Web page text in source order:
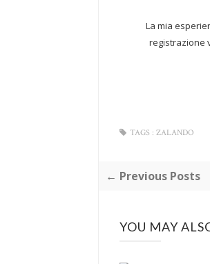
La mia
registrazione
TAGS : ZALANDO
← Previous Posts
YOU MAY